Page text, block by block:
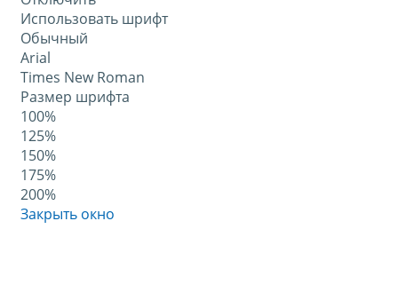
Использовать шрифт
Обычный
Arial
Times New Roman
Размер шрифта
100%
125%
150%
175%
200%
Закрыть окно